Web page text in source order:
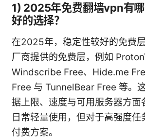
1) 2025年免费翻墙vpn有
好的选择？
在2025年，稳定性较好的免费
厂商提供的免费层，例如
Windscribe Free、Hide.me
Free 与 TunnelBear Free 等。
据上限、速度与可用服务器方面
日常轻量使用，但对于高强度任
付费方案。